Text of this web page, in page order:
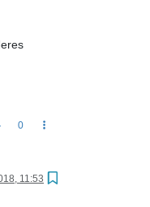
0
11:53